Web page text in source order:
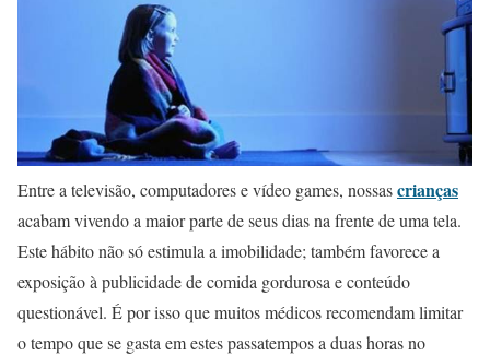
Entre a televisão, computadores e vídeo games, nossascrianças
acabam vivendo a maior parte de seus dias na frente de uma tela.
Este hábito não só estimula a imobilidade; também favorece a
exposição à publicidade de comida gordurosa e conteúdo
questionável. É por isso que muitos médicos recomendam limitar
o tempo que se gasta em estes passatempos a duas horas no